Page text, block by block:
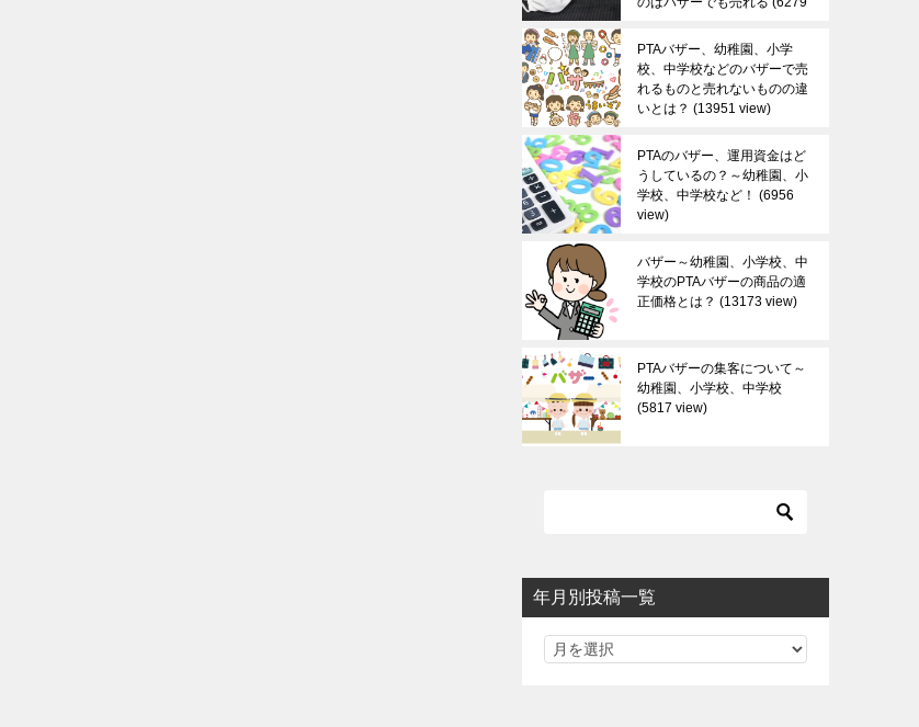
PTAバザー、幼稚園、小学
校、中学校などのバザーで売
れるものと売れないものの違
いとは？
13951 view
PTAのバザー、運用資金はど
うしているの？～幼稚園、小
学校、中学校など！
6956
view
バザー～幼稚園、小学校、中
学校のPTAバザーの商品の適
正価格とは？
13173 view
PTAバザーの集客について～
幼稚園、小学校、中学校
5817 view
年月別投稿一覧